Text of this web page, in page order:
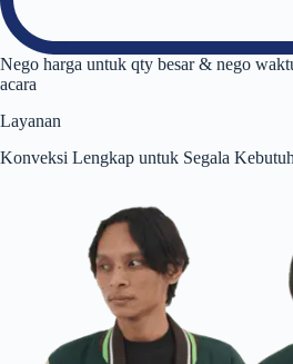
Nego harga untuk qty besar & nego
acara
Layanan
Konveksi Lengkap untuk Segala